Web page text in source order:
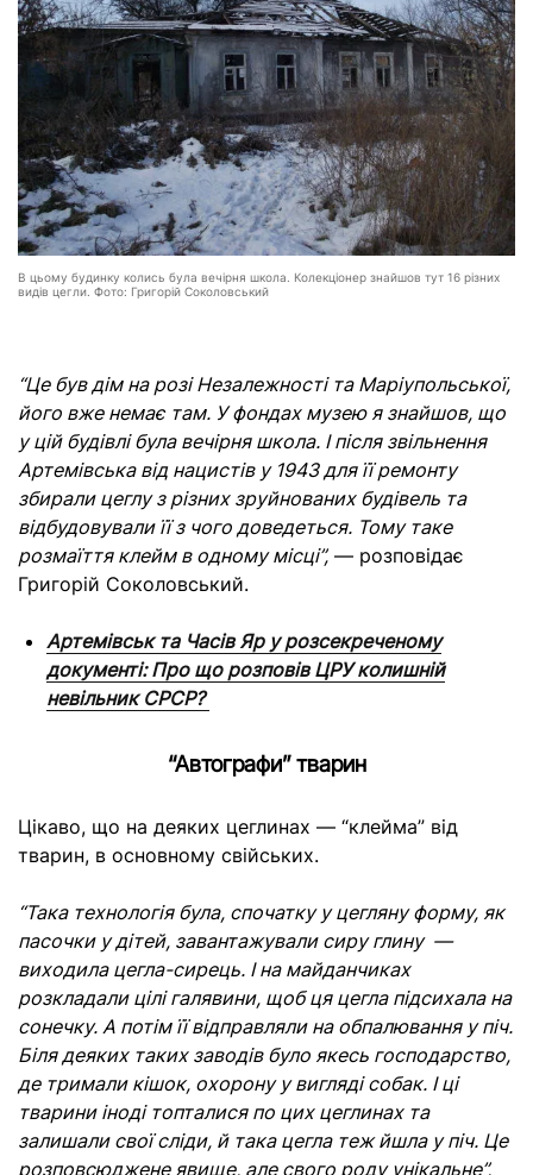
В цьому будинку колись була вечірня школа. Колекціонер знайшов тут 16 різних
видів цегли. Фото: Григорій Соколовський
“Це був дім на розі Незалежності та Маріупольської,
його вже немає там. У фондах музею я знайшов, що
у цій будівлі була вечірня школа. І після звільнення
Артемівська від нацистів у 1943 для її ремонту
збирали цеглу з різних зруйнованих будівель та
відбудовували її з чого доведеться. Тому таке
розмаїття клейм в одному місці”, — розповідає
Григорій Соколовський.
Артемівськ та Часів Яр у розсекреченому
документі: Про що розповів ЦРУ колишній
невільник СРСР?
“Автографи” тварин
Цікаво, що на деяких цеглинах — “клейма” від
тварин, в основному свійських.
“Така технологія була, спочатку у цегляну форму, як
пасочки у дітей, завантажували сиру глину —
виходила цегла-сирець. І на майданчиках
розкладали цілі галявини, щоб ця цегла підсихала на
сонечку. А потім її відправляли на обпалювання у піч.
Біля деяких таких заводів було якесь господарство,
де тримали кішок, охорону у вигляді собак. І ці
тварини іноді топталися по цих цеглинах та
залишали свої сліди, й така цегла теж йшла у піч. Це
розповсюджене явище, але свого роду унікальне”,